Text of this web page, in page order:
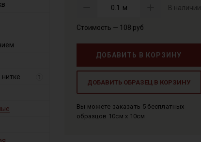
м В наличии
Стоимость — 108 руб
ДОБАВИТЬ В КОРЗИНУ
ДОБАВИТЬ ОБРАЗЕЦ В КОРЗИНУ
Вы можете заказать 5 бесплатных
образцов 10см x 10см
?